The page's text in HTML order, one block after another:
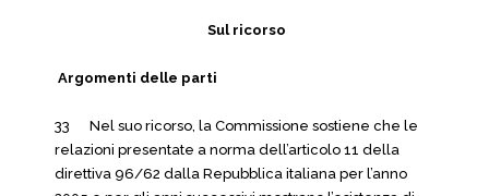
Sul ricorso
Argomenti delle parti
33 Nel suo ricorso, la Commissione sostiene che le
relazioni presentate a norma dell’articolo 11 della
direttiva 96/62 dalla Repubblica italiana per l’anno